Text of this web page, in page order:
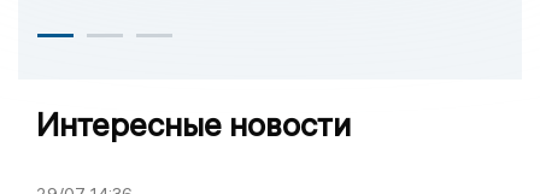
Интересные новости